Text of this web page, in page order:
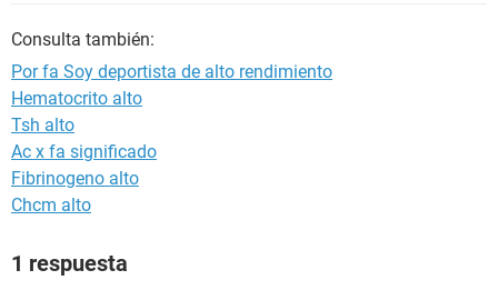
Consulta también:
Por fa Soy deportista de alto rendimiento
Hematocrito alto
Tsh alto
Ac x fa significado
Fibrinogeno alto
Chcm alto
1 respuesta